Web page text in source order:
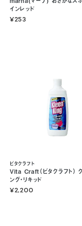
インレッド
¥253
Vita Craft（ビタクラフト）
ング・リキッド
ビタクラフト
¥2,200